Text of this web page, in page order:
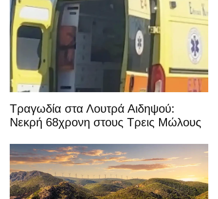
Τραγωδία στα Λουτρά Αιδηψού:
Νεκρή 68χρονη στους Τρεις Μώλους